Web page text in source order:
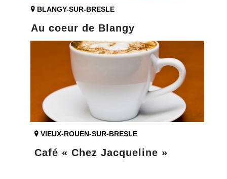
BLANGY-SUR-BRESLE
Au coeur de Blangy
VIEUX-ROUEN-SUR-BRESLE
Café « Chez Jacqueline »